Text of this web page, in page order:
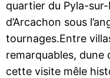
quartier du Pyla-
d’Arcachon sous
tournages.Entre
remarquables, dune
cette visite mêle